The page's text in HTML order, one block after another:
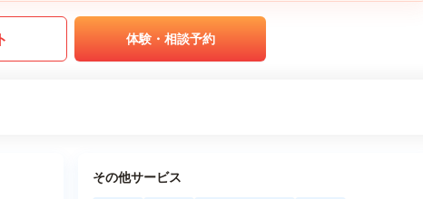
体験・相談予約
その他サービス